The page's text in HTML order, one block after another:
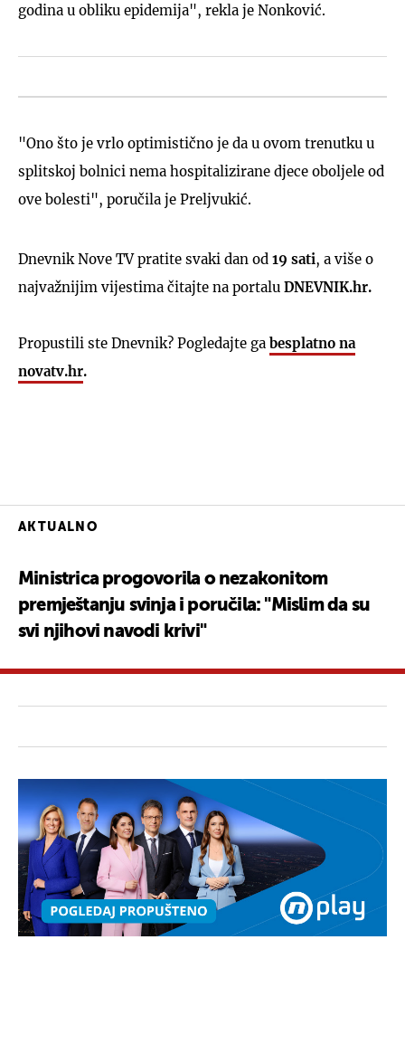
godina u obliku epidemija", rekla je Nonković.
"Ono što je vrlo optimistično je da u ovom trenutku u
splitskoj bolnici nema hospitalizirane djece oboljele od
ove bolesti", poručila je Preljvukić.
Dnevnik Nove TV pratite svaki dan od 19 sati, a više o
najvažnijim vijestima čitajte na portalu DNEVNIK.hr.
Propustili ste Dnevnik? Pogledajte ga besplatno na
novatv.hr.
AKTUALNO
Ministrica progovorila o nezakonitom
premještanju svinja i poručila: "Mislim da su
svi njihovi navodi krivi"